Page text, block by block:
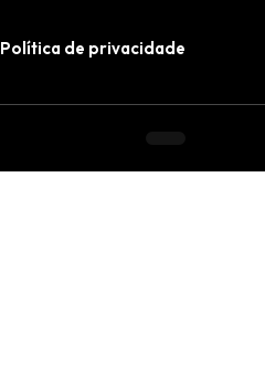
Política de privacidade